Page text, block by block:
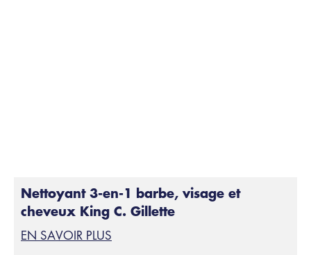
Nettoyant 3-en-1 barbe, visage et
cheveux King C. Gillette
EN SAVOIR PLUS